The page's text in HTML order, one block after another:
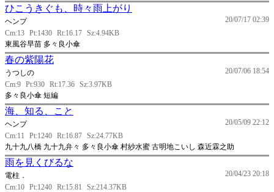
ひこうきぐも、時々雨上がり
20/07/17 02:39
ヘンプ
Cm:13 Pt:1430 Rt:16.17 Sz:4.94KB
東風谷早苗 多々良小傘
春の紫陽花
20/07/06 18:54
うつしの
Cm:9 Pt:930 Rt:17.36 Sz:3.97KB
多々良小傘 短編
海、知る、こと
20/05/09 22:12
ヘンプ
Cm:11
Pt:1240 Rt:16.87 Sz:24.77KB
九十九八橋 九十九弁々 多々良小傘 村紗水蜜 古明地こいし 森近霖之助
雨を見くびるな
20/04/23 20:18
電柱．
Cm:10 Pt:1240 Rt:15.81
Sz:214.37KB